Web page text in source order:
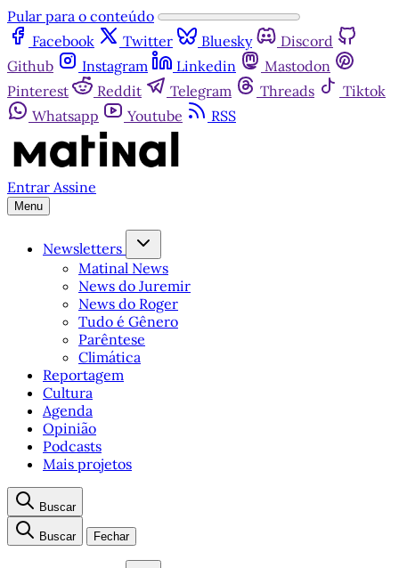
Pular para o conteúdo
Facebook
Twitter Bluesky
Discord
Github
Instagram Linkedin
Mastodon
Pinterest
Reddit Telegram Threads
Tiktok
Whatsapp
Youtube RSS
Entrar Assine
Menu
Newsletters
Matinal News
News do Juremir
News do Roger
Tudo é Gênero
Parêntese
Climática
Reportagem
Cultura
Agenda
Opinião
Podcasts
Mais projetos
Buscar
Buscar Fechar